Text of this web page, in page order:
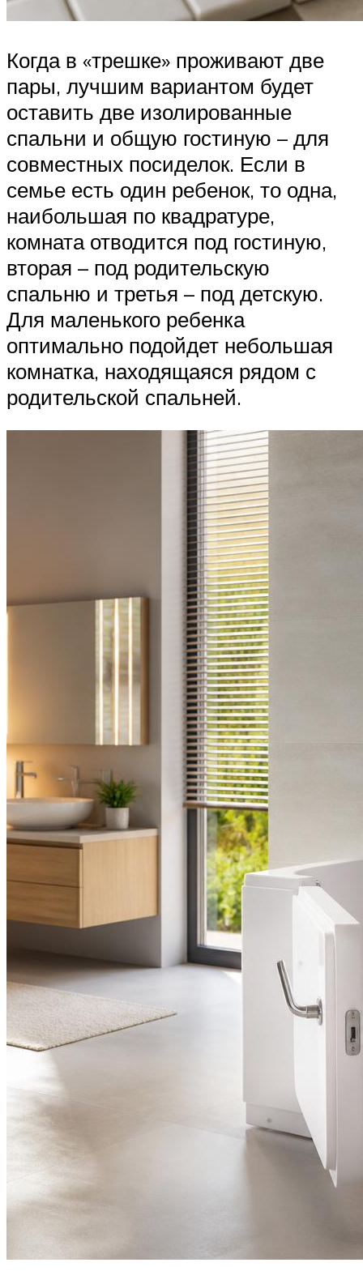
Когда в «трешке» проживают две
пары, лучшим вариантом будет
оставить две изолированные
спальни и общую гостиную – для
совместных посиделок. Если в
семье есть один ребенок, то одна,
наибольшая по квадратуре,
комната отводится под гостиную,
вторая – под родительскую
спальню и третья – под детскую.
Для маленького ребенка
оптимально подойдет небольшая
комнатка, находящаяся рядом с
родительской спальней.